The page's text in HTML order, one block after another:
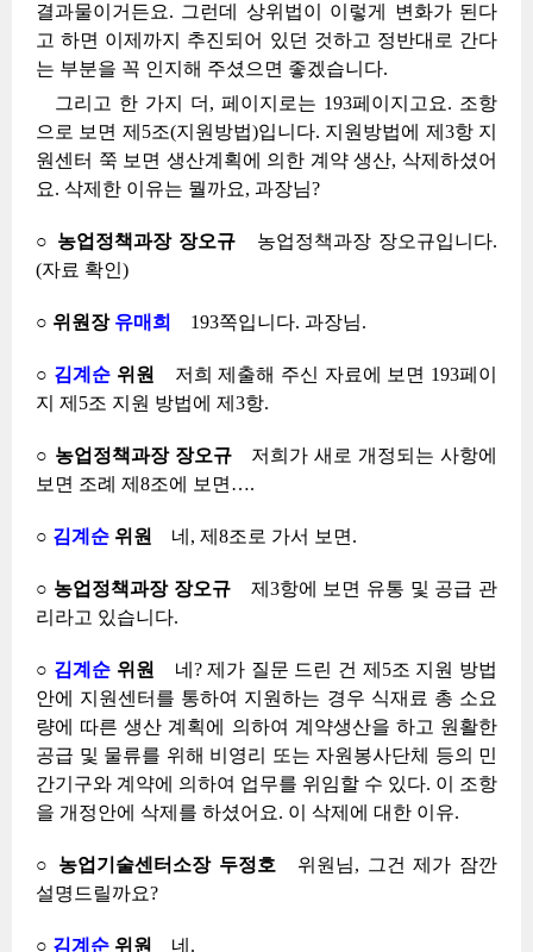
결과물이거든요. 그런데 상위법이 이렇게 변화가 된다
고 하면 이제까지 추진되어 있던 것하고 정반대로 간다
는 부분을 꼭 인지해 주셨으면 좋겠습니다.
그리고 한 가지 더, 페이지로는 193페이지고요. 조항
으로 보면 제5조(지원방법)입니다. 지원방법에 제3항 지
원센터 쭉 보면 생산계획에 의한 계약 생산, 삭제하셨어
요. 삭제한 이유는 뭘까요, 과장님?
○ 농업정책과장 장오규
농업정책과장 장오규입니다.
(자료 확인)
○ 위원장 유매희 193쪽입니다. 과장님.
○ 김계순 위원
저희 제출해 주신 자료에 보면 193페이
지 제5조 지원 방법에 제3항.
○ 농업정책과장 장오규
저희가 새로 개정되는 사항에
보면 조례 제8조에 보면….
○ 김계순 위원 네, 제8조로 가서 보면.
○ 농업정책과장 장오규
제3항에 보면 유통 및 공급 관
리라고 있습니다.
○ 김계순 위원
네? 제가 질문 드린 건 제5조 지원 방법
안에 지원센터를 통하여 지원하는 경우 식재료 총 소요
량에 따른 생산 계획에 의하여 계약생산을 하고 원활한
공급 및 물류를 위해 비영리 또는 자원봉사단체 등의 민
간기구와 계약에 의하여 업무를 위임할 수 있다. 이 조항
을 개정안에 삭제를 하셨어요. 이 삭제에 대한 이유.
○ 농업기술센터소장 두정호
위원님, 그건 제가 잠깐
설명드릴까요?
○ 김계순 위원 네.